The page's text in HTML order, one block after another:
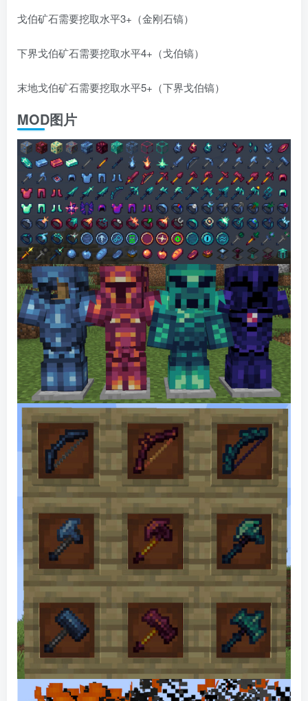
戈伯矿石需要挖取水平3+（金刚石镐）
下界戈伯矿石需要挖取水平4+（戈伯镐）
末地戈伯矿石需要挖取水平5+（下界戈伯镐）
MOD图片